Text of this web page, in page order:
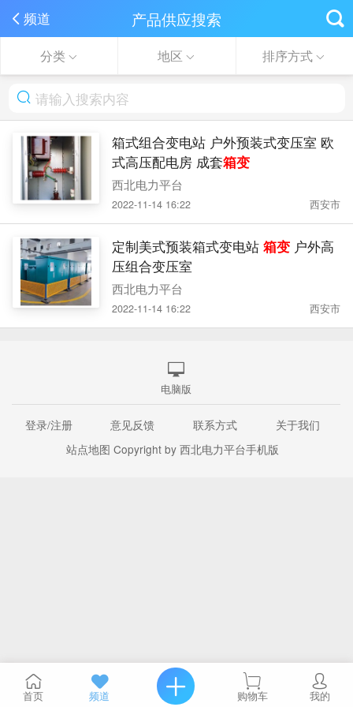
频道 产品供应搜索
分类 地区 排序方式
箱式组合变电站 户外预装式变压室 欧
式高压配电房 成套箱变
西北电力平台
2022-11-14 16:22 西安市
定制美式预装箱式变电站 箱变户外高
压组合变压室
西北电力平台
2022-11-14 16:22 西安市
电脑版
登录/注册 意见反馈 联系方式
关于我们
站点地图 Copyright by 西北电力平台手机版
首页 频道 购物车 我的